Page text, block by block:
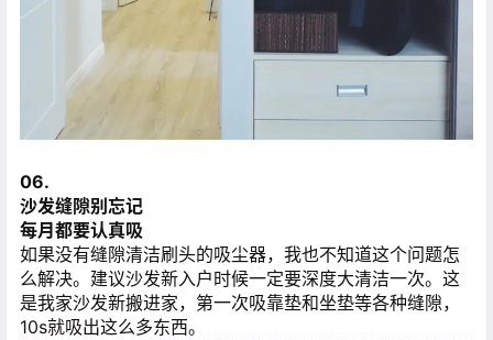
06.
沙发缝隙别忘记
每月都要认真吸
如果没有缝隙清洁刷头的吸尘器，我也不知道这个问题怎
么解决。建议沙发新入户时候一定要深度大清洁一次。这
是我家沙发新搬进家，第一次吸靠垫和坐垫等各种缝隙，
10s就吸出这么多东西。